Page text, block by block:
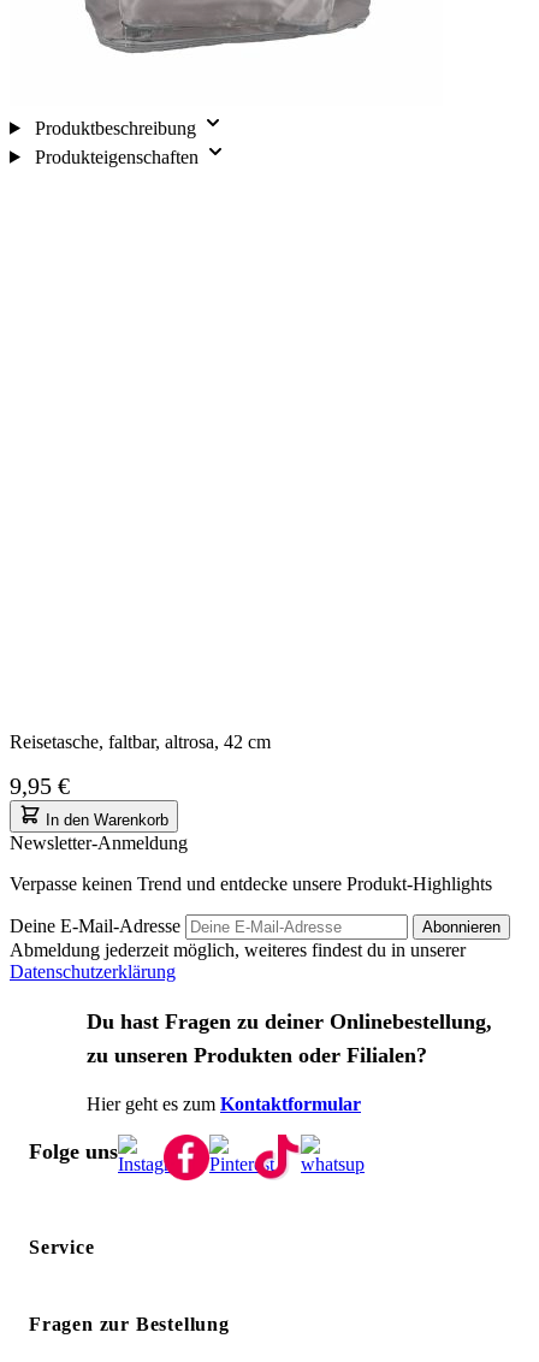
Produktbeschreibung
Produkteigenschaften
Reisetasche, faltbar, altrosa, 42 cm
9,95 €
In den Warenkorb
Newsletter-Anmeldung
Verpasse keinen Trend und entdecke unsere Produkt-Highlights
Deine E-Mail-Adresse Abonnieren
Abmeldung jederzeit möglich, weiteres findest du in unserer
Datenschutzerklärung
Du hast Fragen zu deiner Onlinebestellung,
zu unseren Produkten oder Filialen?
Hier geht es zum Kontaktformular
Folge uns
Service
Fragen zur Bestellung